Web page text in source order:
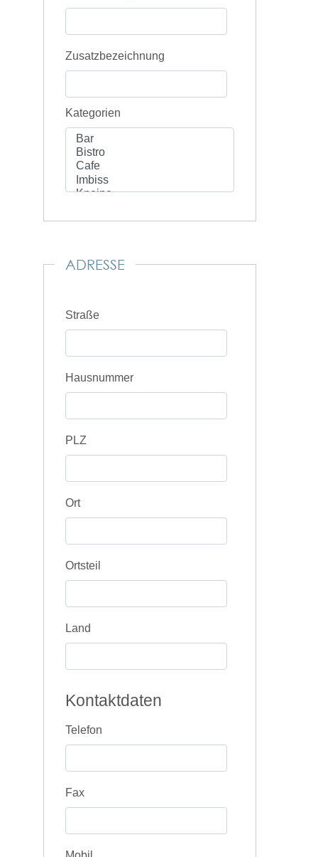
Zusatzbezeichnung
Kategorien
ADRESSE
Straße
Hausnummer
PLZ
Ort
Ortsteil
Land
Kontaktdaten
Telefon
Fax